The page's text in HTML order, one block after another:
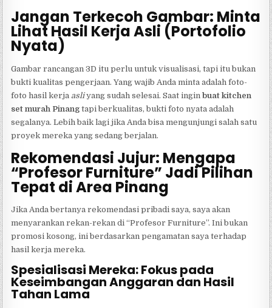
Jangan Terkecoh Gambar: Minta
Lihat Hasil Kerja Asli (Portofolio
Nyata)
Gambar rancangan 3D itu perlu untuk visualisasi, tapi itu bukan
bukti kualitas pengerjaan. Yang wajib Anda minta adalah foto-
foto hasil kerja asliyang sudah selesai. Saat inginbuat kitchen
set murah Pinang tapi berkualitas, bukti foto nyata adalah
segalanya. Lebih baik lagi jika Anda bisa mengunjungi salah satu
proyek mereka yang sedang berjalan.
Rekomendasi Jujur: Mengapa
“Profesor Furniture” Jadi Pilihan
Tepat di Area Pinang
Jika Anda bertanya rekomendasi pribadi saya, saya akan
menyarankan rekan-rekan di “Profesor Furniture”. Ini bukan
promosi kosong, ini berdasarkan pengamatan saya terhadap
hasil kerja mereka.
Spesialisasi Mereka: Fokus pada
Keseimbangan Anggaran dan Hasil
Tahan Lama